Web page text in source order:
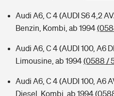
Audi A6, C 4 (AUDI S6 4,2
Benzin, Kombi, ab 1994
Audi A6, C 4 (AUDI 100, A6
Limousine, ab 1994(0588 /
Audi A6, C 4 (AUDI 100, A6
Diesel, Kombi, ab 1994